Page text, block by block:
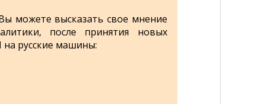
можете высказать свое мнение
после принятия новых
русские машины: